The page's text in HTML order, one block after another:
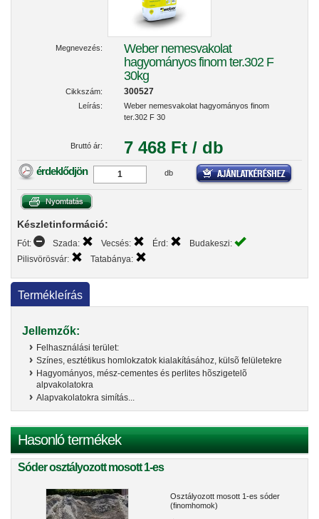
Megnevezés:
Weber nemesvakolat
hagyományos finom ter.302 F
30kg
Cikkszám: 300527
Leírás:
Weber nemesvakolat hagyományos finom
ter.302 F 30
Bruttó ár: 7 468 Ft / db
érdeklődjön db
Készletinformáció:
Fót: Szada: Vecsés: Érd:
Budakeszi:
Pilisvörösvár:
Tatabánya:
Termékleírás
Jellemzők:
Felhasználási terület:
Színes, esztétikus homlokzatok kialakításához, külsõ felületekre
Hagyományos, mész-cementes és perlites hõszigetelõ
alpvakolatokra
Alapvakolatokra simítás...
Hasonló termékek
Sóder osztályozott mosott 1-es
Osztályozott mosott 1-es sóder
(finomhomok)